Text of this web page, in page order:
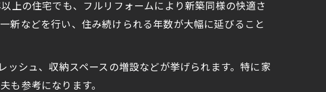
上の住宅でも、フルリフォームにより新築同様の快適さ
新などを行い、住み続けられる年数が大幅に延びること
シュ、収納スペースの増設などが挙げられます。特に家
も参考になります。